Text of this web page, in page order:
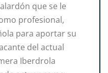
que se le
profesional,
para aportar su
del actual
Iberdrola